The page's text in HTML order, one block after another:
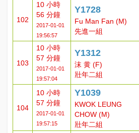
102
10 小時
56 分鐘
2017-01-01
19:56:57
Y1728
Fu Man Fan (M)
先進一組
103
10 小時
57 分鐘
2017-01-01
19:57:04
Y1312
沫 黄 (F)
壯年二組
104
10 小時
57 分鐘
2017-01-01
19:57:15
Y1039
KWOK LEUNG
CHOW (M)
壯年二組